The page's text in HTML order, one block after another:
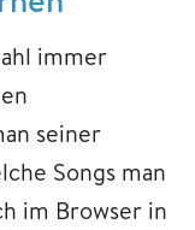
immer
seiner
Songs man
im Browser in